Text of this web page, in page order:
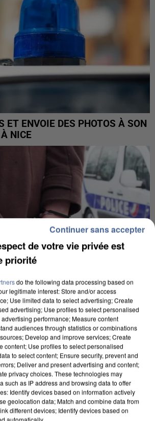
ET ENVOIE DES PHOTOS À SON
NICE
SUPPOSÉS DE LA DZ
EN ALGÉRIE
de votre vie privée est
priorité
do the following data processing based on
legitimate interest: Store and/or access
Use limited data to select advertising; Create
advertising; Use profiles to select personalised
performance; Measure content
audiences through statistics or combinations
Develop and improve services; Create
content; Use profiles to select personalised
to select content; Ensure security, prevent and
Deliver and present advertising and content;
privacy choices. These technologies may
such as IP address and browsing data to offer
Identify devices based on information actively
geolocation data; Match and combine data from
different devices; Identify devices based on
automatically.
Continuer sans accepter